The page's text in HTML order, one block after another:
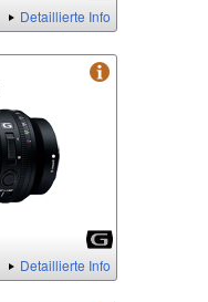
Detaillierte Info
Detaillierte Info